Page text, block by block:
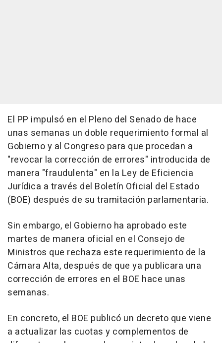
El PP impulsó en el Pleno del Senado de hace
unas semanas un doble requerimiento formal al
Gobierno y al Congreso para que procedan a
"revocar la corrección de errores" introducida de
manera "fraudulenta" en la Ley de Eficiencia
Jurídica a través del Boletín Oficial del Estado
(BOE) después de su tramitación parlamentaria.
Sin embargo, el Gobierno ha aprobado este
martes de manera oficial en el Consejo de
Ministros que rechaza este requerimiento de la
Cámara Alta, después de que ya publicara una
corrección de errores en el BOE hace unas
semanas.
En concreto, el BOE publicó un decreto que viene
a actualizar las cuotas y complementos de